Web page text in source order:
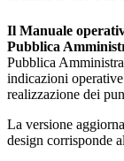
Il Manuale
Pubblica
Pubblica
indicazioni
realizzazione dei
La versione
design corrisponde